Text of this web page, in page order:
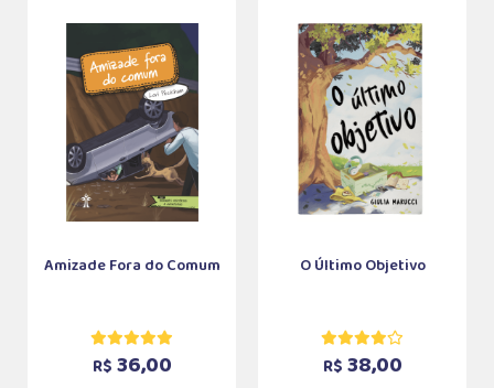
Amizade Fora do Comum
R$ 36,00
O Último Objetivo
R$ 38,00